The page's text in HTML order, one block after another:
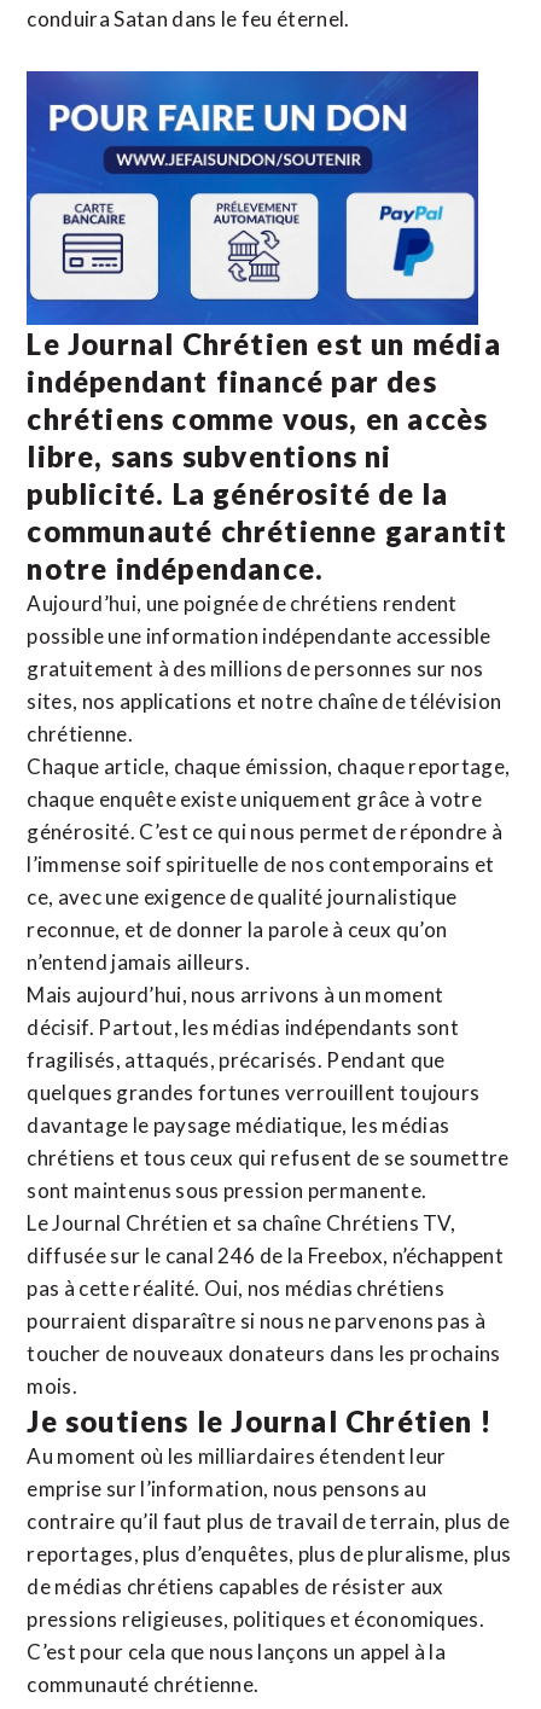
conduira Satan dans le feu éternel.
Le Journal Chrétien est un média
indépendant financé par des
chrétiens comme vous, en accès
libre, sans subventions ni
publicité. La générosité de la
communauté chrétienne garantit
notre indépendance.
Aujourd’hui, une poignée de chrétiens rendent
possible une information indépendante accessible
gratuitement à des millions de personnes sur nos
sites, nos applications et notre chaîne de télévision
chrétienne.
Chaque article, chaque émission, chaque reportage,
chaque enquête existe uniquement grâce à votre
générosité. C’est ce qui nous permet de répondre à
l’immense soif spirituelle de nos contemporains et
ce, avec une exigence de qualité journalistique
reconnue, et de donner la parole à ceux qu’on
n’entend jamais ailleurs.
Mais aujourd’hui, nous arrivons à un moment
décisif. Partout, les médias indépendants sont
fragilisés, attaqués, précarisés. Pendant que
quelques grandes fortunes verrouillent toujours
davantage le paysage médiatique, les médias
chrétiens et tous ceux qui refusent de se soumettre
sont maintenus sous pression permanente.
Le Journal Chrétien et sa chaîne Chrétiens TV,
diffusée sur le canal 246 de la Freebox, n’échappent
pas à cette réalité. Oui, nos médias chrétiens
pourraient disparaître si nous ne parvenons pas à
toucher de nouveaux donateurs dans les prochains
mois.
Je soutiens le Journal Chrétien !
Au moment où les milliardaires étendent leur
emprise sur l’information, nous pensons au
contraire qu’il faut plus de travail de terrain, plus de
reportages, plus d’enquêtes, plus de pluralisme, plus
de médias chrétiens capables de résister aux
pressions religieuses, politiques et économiques.
C’est pour cela que nous lançons un appel à la
communauté chrétienne.